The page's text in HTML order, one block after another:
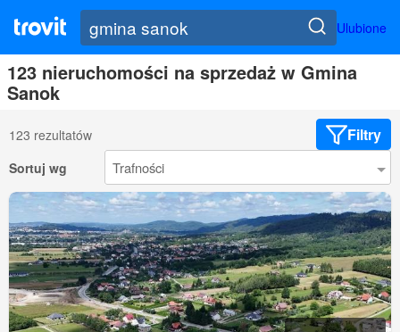
Ulubione
123 nieruchomości na sprzedaż w Gmina
Sanok
123 rezultatów Filtry
Sortuj wg